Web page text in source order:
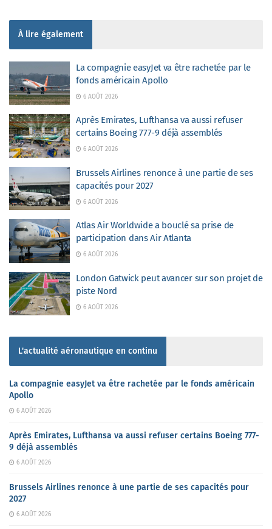
À lire également
La compagnie easyJet va être rachetée par le
fonds américain Apollo
6 AOÛT 2026
Après Emirates, Lufthansa va aussi refuser
certains Boeing 777-9 déjà assemblés
6 AOÛT 2026
Brussels Airlines renonce à une partie de ses
capacités pour 2027
6 AOÛT 2026
Atlas Air Worldwide a bouclé sa prise de
participation dans Air Atlanta
6 AOÛT 2026
London Gatwick peut avancer sur son projet de
piste Nord
6 AOÛT 2026
L'actualité aéronautique en continu
La compagnie easyJet va être rachetée par le fonds américain
Apollo
6 AOÛT 2026
Après Emirates, Lufthansa va aussi refuser certains Boeing 777-
9 déjà assemblés
6 AOÛT 2026
Brussels Airlines renonce à une partie de ses capacités pour
2027
6 AOÛT 2026